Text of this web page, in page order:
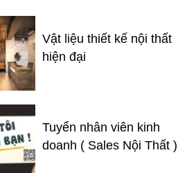
Vật liệu thiết kế nội thất
hiện đại
Tuyển nhân viên kinh
doanh ( Sales Nội Thất )